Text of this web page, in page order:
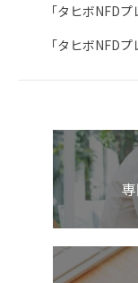
「タヒボNFD
「タヒボNFD